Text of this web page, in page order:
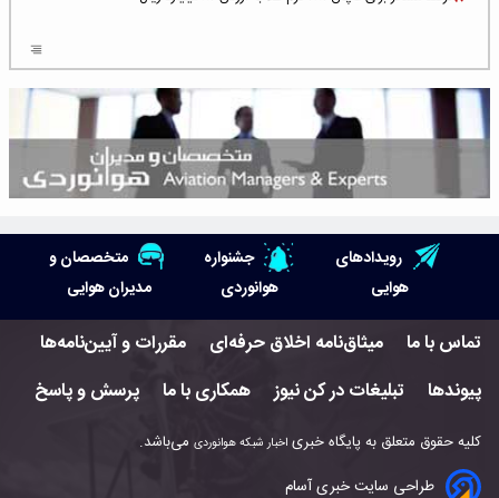
شلوغ‌ترین فرودگاه‌های اروپا در ۲۰۲۵: لندن، استانبول و پاریس
پخش زنده پرواز سیزدهم موشک استارشیپ اسپیس‌ایکس [جمعه ساعت ۰۱:۴۵]
هوش مصنوعی وارد تعمیر و بازرسی موتورهای هواپیما شد
حمله هوایی به تأسیسات فرودگاه سمنان
استخدام در صنعت هوانوردی کانادا با آموزش رایگان و حقوق ۱۲۷ هزار دلاری
رویدادهای
هوایی
جشنواره
هوانوردی
متخصصان و
مدیران هوایی
تماس با ما میثاق‌نامه اخلاق حرفه‌ای
مقررات و آیین‌نامه‌ها
پیوندها
تبلیغات در کن نیوز همکاری با ما پرسش و پاسخ
کلیه حقوق متعلق به پایگاه خبری اخبار شبکه هوانوردی می‌باشد.
طراحی سایت خبری آسام